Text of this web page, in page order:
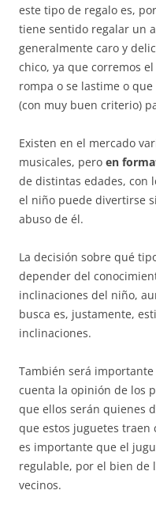
este tipo de regalo es,
tiene sentido regalar un
generalmente caro y
chico, ya que corremos
rompa o se lastime o
(con muy buen criterio)
Existen en el mercado
musicales, pero en
de distintas edades, con
el niño puede divertirse
abuso de él.
La decisión sobre qué
depender del
inclinaciones del niño,
busca es, justamente,
inclinaciones.
También será
cuenta la opinión de los
que ellos serán quienes
que estos juguetes traen
es importante que el
regulable, por el bien de
vecinos.